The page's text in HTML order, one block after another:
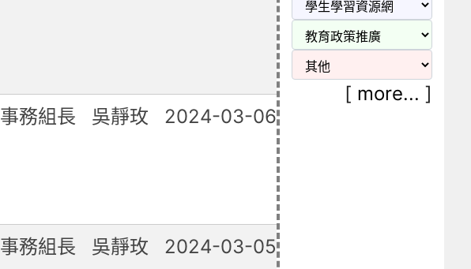
事務組長 吳靜玫 2024-03-06
事務組長 吳靜玫 2024-03-05
[ more... ]